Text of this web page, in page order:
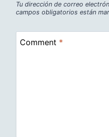
Tu dirección de correo
campos obligatorios están
Comment *